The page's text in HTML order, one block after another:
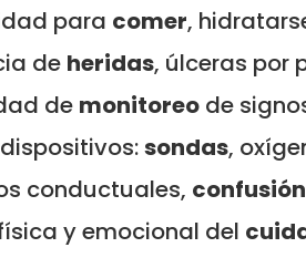
para comer,
de heridas, úlceras por
de monitoreo de
sondas,
conductuales, confusión
y emocional del